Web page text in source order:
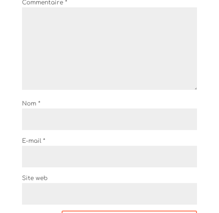
Commentaire *
Nom *
E-mail *
Site web